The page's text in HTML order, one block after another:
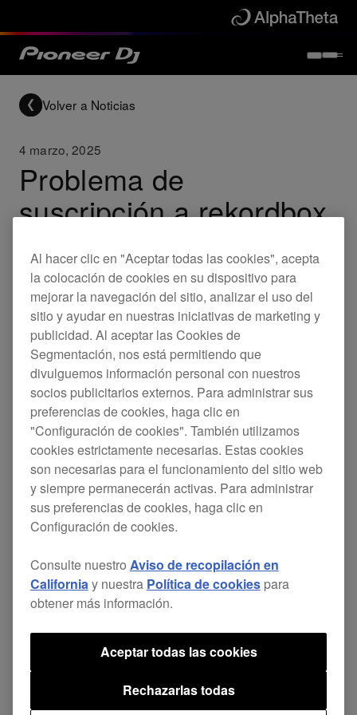
Volver a Noticias
4 marzo, 2025
Problema de
suscripción a rekordbox
el sistema de pago
Updates rekordbox
Debido a un fallo en el sistema de pago,
actualmente estamos experimentando problemas
con el cambio de plan de suscripción de
rekordbox.
(Actualización: Las nuevas compras estarán
disponibles el martes, 4 de marzo.)
Proporcionaremos información en cuanto haya
algún avance en este problema. Para obtener
Lamentamos profundamente cualquier
inconveniente que esto pueda haber causado a
Al hacer clic en "Aceptar todas las cookies", acepta
la colocación de cookies en su dispositivo para
mejorar la navegación del sitio, analizar el uso del
sitio y ayudar en nuestras iniciativas de marketing y
publicidad. Al aceptar las Cookies de
Segmentación, nos está permitiendo que
divulguemos información personal con nuestros
socios publicitarios externos. Para administrar sus
preferencias de cookies, haga clic en
"Configuración de cookies". También utilizamos
cookies estrictamente necesarias. Estas cookies
son necesarias para el funcionamiento del sitio web
y siempre permanecerán activas. Para administrar
sus preferencias de cookies, haga clic en
Configuración de cookies.
Consulte nuestro Aviso de recopilación en
California y nuestra Política de cookiespara
obtener más información.
Rechazarlas todas
Aceptar todas las cookies